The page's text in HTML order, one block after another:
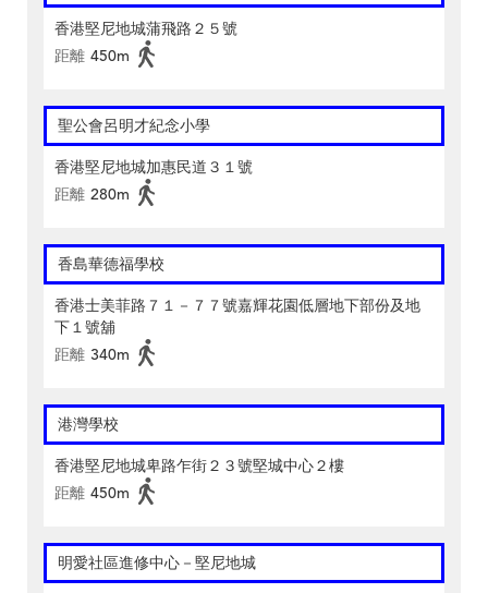
香港堅尼地城蒲飛路２５號
距離 450m
聖公會呂明才紀念小學
香港堅尼地城加惠民道３１號
距離 280m
香島華德福學校
香港士美菲路７１－７７號嘉輝花園低層地下部份及地
下１號舖
距離 340m
港灣學校
香港堅尼地城卑路乍街２３號堅城中心２樓
距離 450m
明愛社區進修中心－堅尼地城